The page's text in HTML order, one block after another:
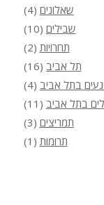
שאלונים (4)
שבילים (10)
תחרויות (2)
תל אביב (16)
בתל אביב (4)
בתל אביב (11)
תמריצים (3)
תרומות (1)